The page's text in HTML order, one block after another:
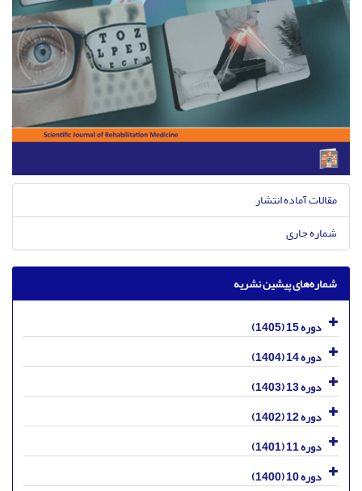
مقالات آماده انتشار
شماره جاری
شماره‌های پیشین نشریه
دوره 15 (1405)
دوره 14 (1404)
دوره 13 (1403)
دوره 12 (1402)
دوره 11 (1401)
دوره 10 (1400)